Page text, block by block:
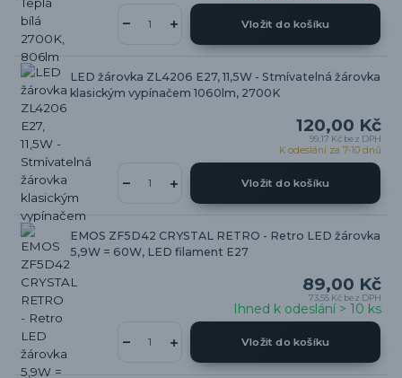
Vložit do košíku
LED žárovka ZL4206 E27, 11,5W - Stmívatelná žárovka
klasickým vypínačem 1060lm, 2700K
120,00 Kč
99,17 Kč bez DPH
K odeslání za 7-10 dnů
Vložit do košíku
EMOS ZF5D42 CRYSTAL RETRO - Retro LED žárovka
5,9W = 60W, LED filament E27
89,00 Kč
73,55 Kč bez DPH
Ihned k odeslání > 10 ks
Vložit do košíku